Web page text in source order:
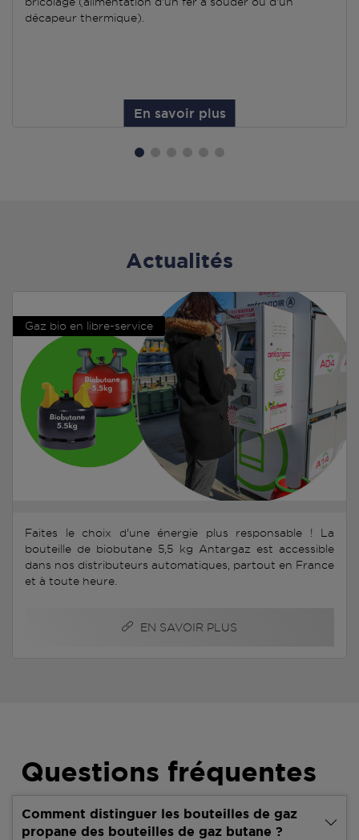
décapeur thermique).
En savoir plus
Actualités
Gaz bio en libre-service
Faites le choix d'une énergie plus responsable ! La
bouteille de biobutane 5,5 kg Antargaz est accessible
dans nos distributeurs automatiques, partout en France
et à toute heure.
EN SAVOIR PLUS
Questions fréquentes
Comment distinguer les bouteilles de gaz
propane des bouteilles de gaz butane ?